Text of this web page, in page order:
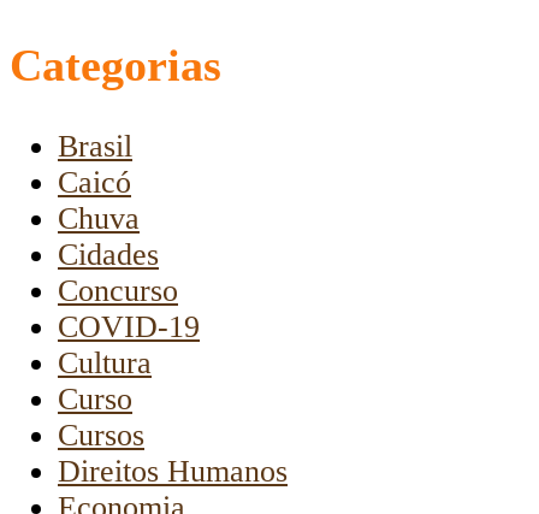
Categorias
Brasil
Caicó
Chuva
Cidades
Concurso
COVID-19
Cultura
Curso
Cursos
Direitos Humanos